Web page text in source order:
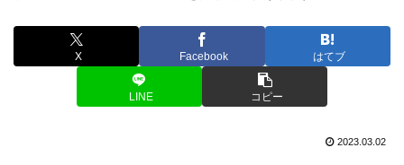
X Facebook はてブ
LINE コピー
2023.03.02